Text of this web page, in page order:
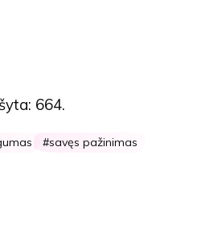
664.
savęs pažinimas